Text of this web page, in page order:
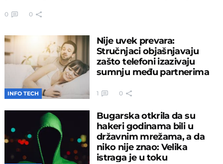
0 0
INFO TECH
Nije uvek prevara:
Stručnjaci objašnjavaju
zašto telefoni izazivaju
sumnju među partnerima
1 0
Bugarska otkrila da su
hakeri godinama bili u
državnim mrežama, a da
niko nije znao: Velika
istraga je u toku